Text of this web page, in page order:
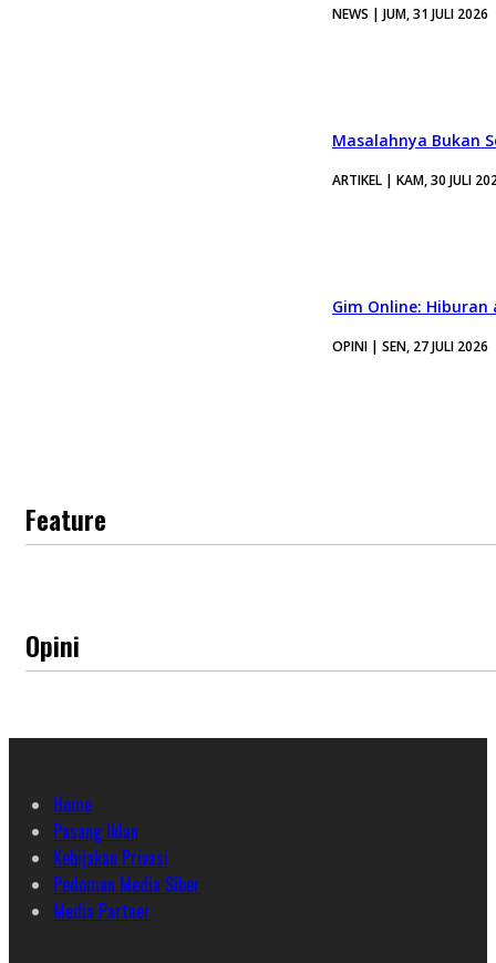
NEWS | JUM, 31 JULI 2026
Masalahnya Bukan
ARTIKEL | KAM, 30 JULI
Gim Online:
OPINI | SEN, 27 JULI 2026
Feature
Opini
Home
Pasang Iklan
Kebijakan Privasi
Pedoman Media Siber
Media Partner